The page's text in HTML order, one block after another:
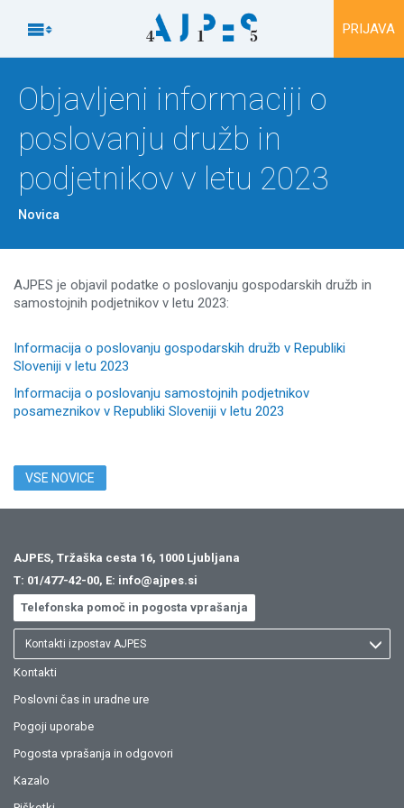
Na vsebino
 PRIJAVA
Objavljeni informaciji o
poslovanju družb in
podjetnikov v letu 2023
Novica
AJPES je objavil podatke o poslovanju gospodarskih družb in
samostojnih podjetnikov v letu 2023:
Informacija o poslovanju gospodarskih družb v Republiki
Sloveniji v letu 2023
Informacija o poslovanju samostojnih podjetnikov
posameznikov v Republiki Sloveniji v letu 2023
VSE NOVICE
AJPES, Tržaška cesta 16, 1000 Ljubljana
T: 01/477-42-00, E: info@ajpes.si
Telefonska pomoč in pogosta vprašanja
Kontakti izpostav AJPES
Kontakti
Poslovni čas in uradne ure
Pogoji uporabe
Pogosta vprašanja in odgovori
Kazalo